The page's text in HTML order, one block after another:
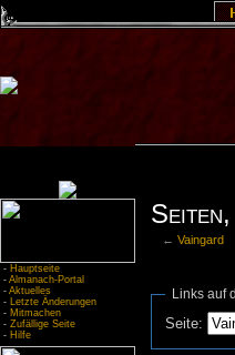
- Hauptseite
- Almanach-Portal
- Aktuelles
- Letzte Änderungen
- Mitmachen
- Zufällige Seite
- Hilfe
←Vaingard
Links auf
Seite: